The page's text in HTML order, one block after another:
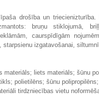
drošība un
bruņu stiklojumā,
caurspīdīgām
izgatavošanai,
liets materiāls; šūnu
polietilēns; šūnu
tirdzniecības vietu